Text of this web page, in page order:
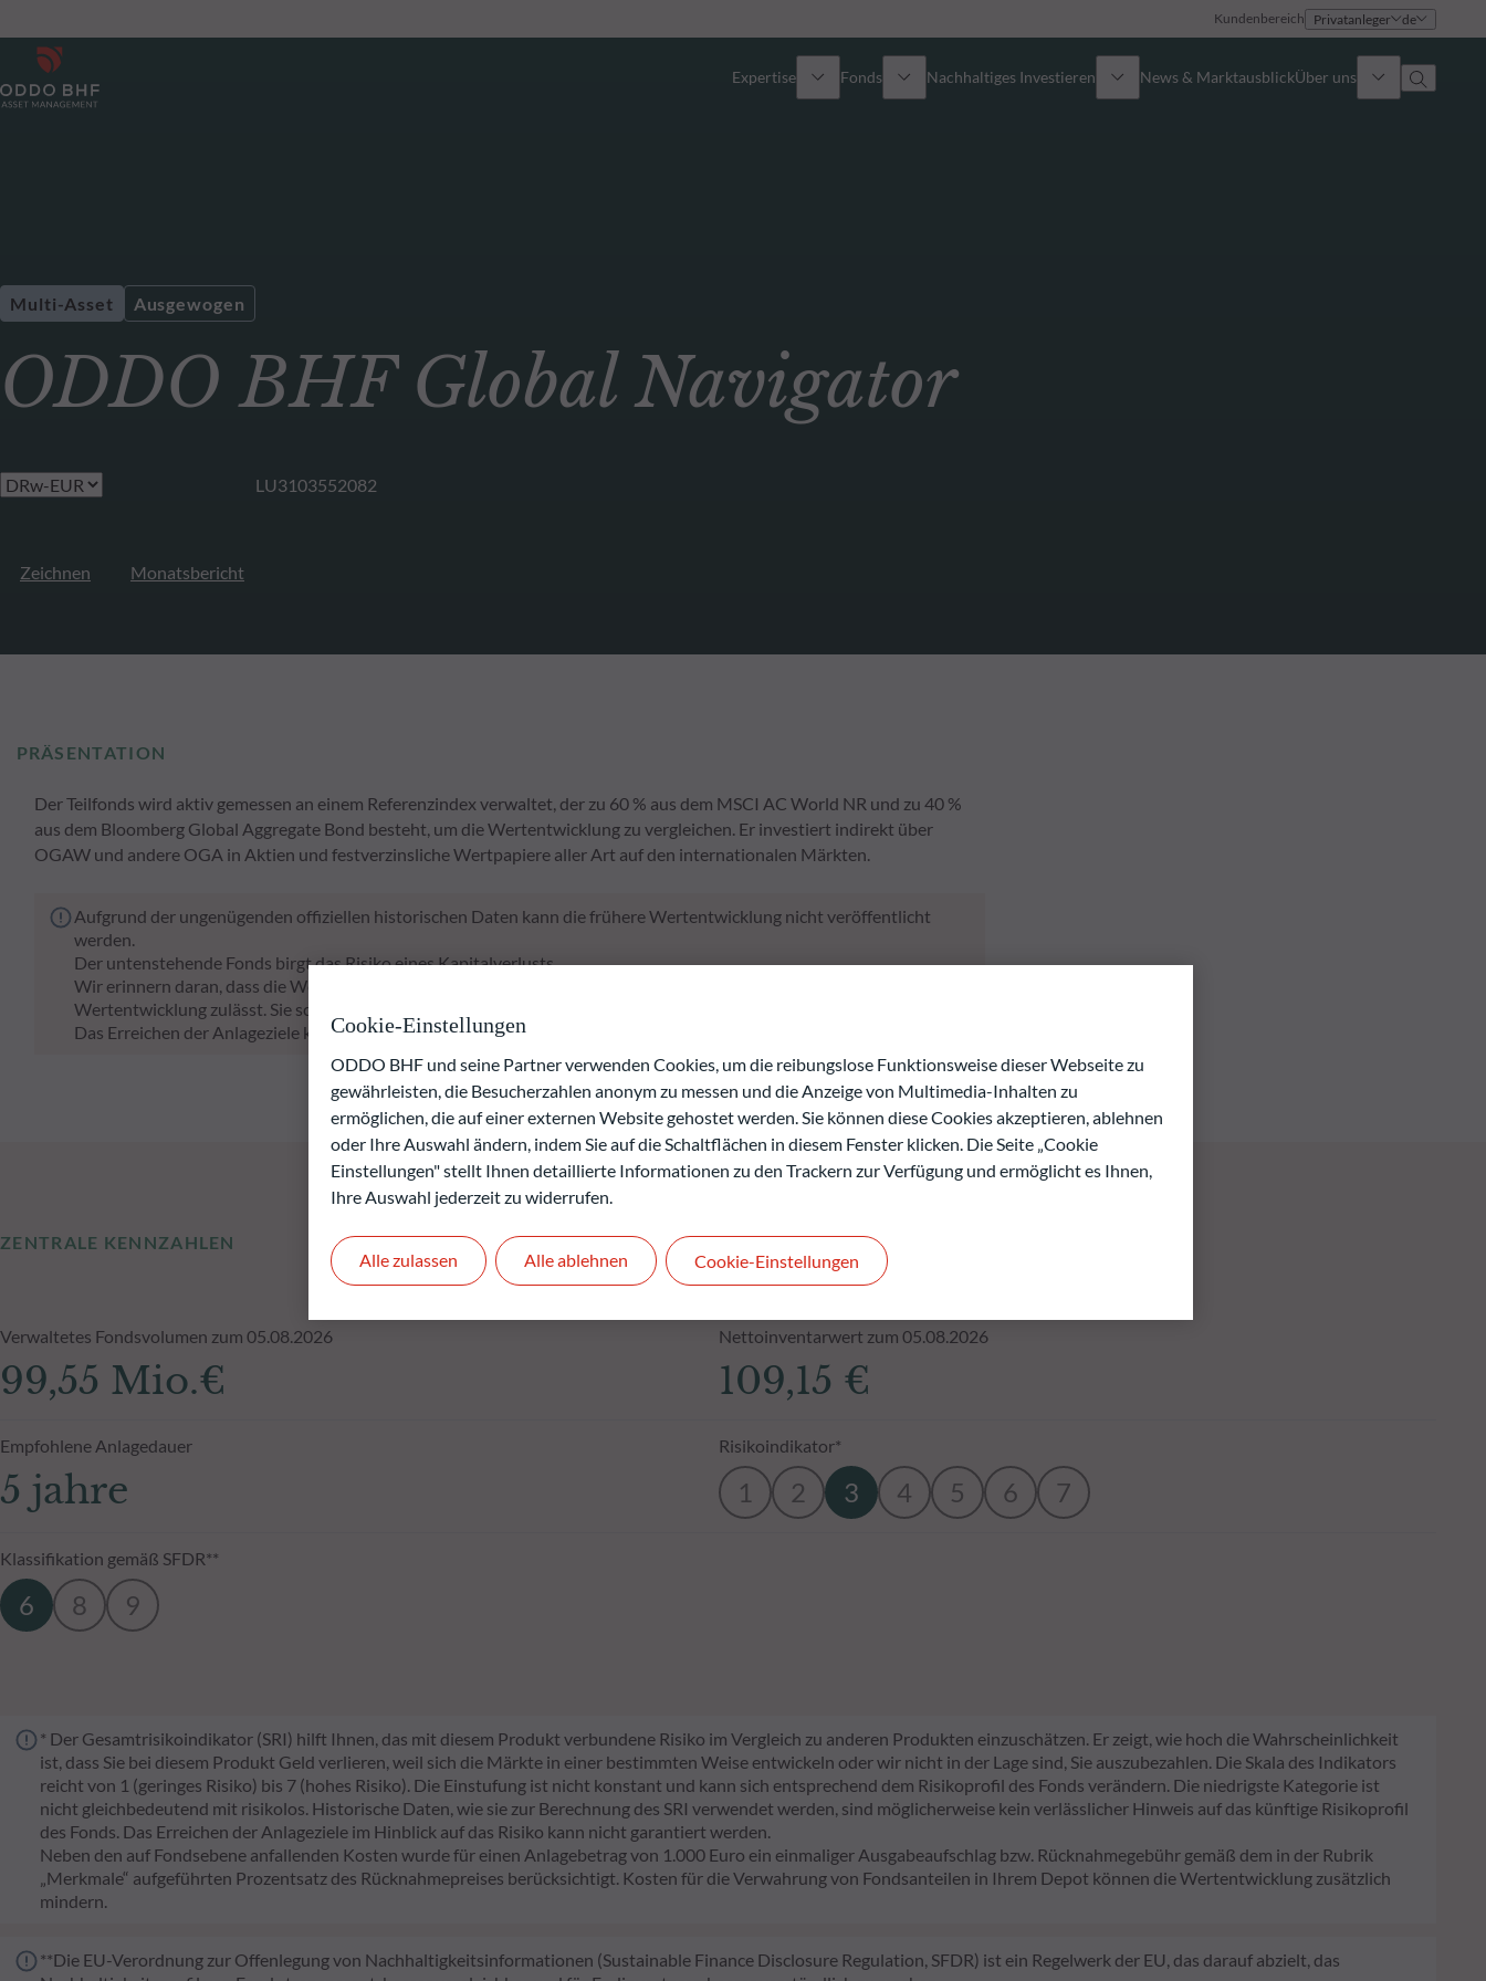
Kundenbereich Privatanleger de
Expertise
Multi-Asset
Aktive ETFs
Fonds
Wie kann ich Fonds zeichnen?
Nachhaltiges Investieren News & MarktausblickÜber uns
ODDO BHF Global Navigator
Multi-Asset Ausgewogen
LU3103552082
Zeichnen Monatsbericht
PRÄSENTATION
Der Teilfonds wird aktiv gemessen an einem Referenzindex verwaltet, der zu 60 % aus dem MSCI AC World NR und zu 40 %
aus dem Bloomberg Global Aggregate Bond besteht, um die Wertentwicklung zu vergleichen. Er investiert indirekt über
OGAW und andere OGA in Aktien und festverzinsliche Wertpapiere aller Art auf den internationalen Märkten.
Aufgrund der ungenügenden offiziellen historischen Daten kann die frühere Wertentwicklung nicht veröffentlicht
werden.
Der untenstehende Fonds birgt das Risiko eines Kapitalverlusts.
Wir erinnern daran, dass die Wertentwicklung in der Vergangenheit keine Rückschlüsse auf die künftige
Wertentwicklung zulässt. Sie schwankt im Laufe der Zeit.
Das Erreichen der Anlageziele kann nicht garantiert werden.
ZENTRALE KENNZAHLEN
Verwaltetes Fondsvolumen zum 05.08.2026
99,55 Mio.€
Nettoinventarwert zum 05.08.2026
109,15 €
Empfohlene Anlagedauer
5 jahre
Risikoindikator*
1 2 3 4 5 6 7
Klassifikation gemäß SFDR**
6 8 9
* Der Gesamtrisikoindikator (SRI) hilft Ihnen, das mit diesem Produkt verbundene Risiko im Vergleich zu anderen Produkten einzuschätzen. Er zeigt, wie hoch die Wahrscheinlichkeit
ist, dass Sie bei diesem Produkt Geld verlieren, weil sich die Märkte in einer bestimmten Weise entwickeln oder wir nicht in der Lage sind, Sie auszubezahlen. Die Skala des Indikators
reicht von 1 (geringes Risiko) bis 7 (hohes Risiko). Die Einstufung ist nicht konstant und kann sich entsprechend dem Risikoprofil des Fonds verändern. Die niedrigste Kategorie ist
nicht gleichbedeutend mit risikolos. Historische Daten, wie sie zur Berechnung des SRI verwendet werden, sind möglicherweise kein verlässlicher Hinweis auf das künftige Risikoprofil
des Fonds. Das Erreichen der Anlageziele im Hinblick auf das Risiko kann nicht garantiert werden.
Neben den auf Fondsebene anfallenden Kosten wurde für einen Anlagebetrag von 1.000 Euro ein einmaliger Ausgabeaufschlag bzw. Rücknahmegebühr gemäß dem in der Rubrik
„Merkmale“ aufgeführten Prozentsatz des Rücknahmepreises berücksichtigt. Kosten für die Verwahrung von Fondsanteilen in Ihrem Depot können die Wertentwicklung zusätzlich
mindern.
**Die EU-Verordnung zur Offenlegung von Nachhaltigkeitsinformationen (Sustainable Finance Disclosure Regulation, SFDR) ist ein Regelwerk der EU, das darauf abzielt, das
Cookie-Einstellungen
ODDO BHF und seine Partner verwenden Cookies, um die reibungslose Funktionsweise dieser Webseite zu
gewährleisten, die Besucherzahlen anonym zu messen und die Anzeige von Multimedia-Inhalten zu
ermöglichen, die auf einer externen Website gehostet werden. Sie können diese Cookies akzeptieren, ablehnen
oder Ihre Auswahl ändern, indem Sie auf die Schaltflächen in diesem Fenster klicken. Die Seite „Cookie
Einstellungen" stellt Ihnen detaillierte Informationen zu den Trackern zur Verfügung und ermöglicht es Ihnen,
Ihre Auswahl jederzeit zu widerrufen.
Alle ablehnen
Alle zulassen Cookie-Einstellungen